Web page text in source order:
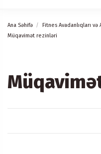
Ana Səhifə Fitnes Avadanlıqları və
Müqavimət rezinləri